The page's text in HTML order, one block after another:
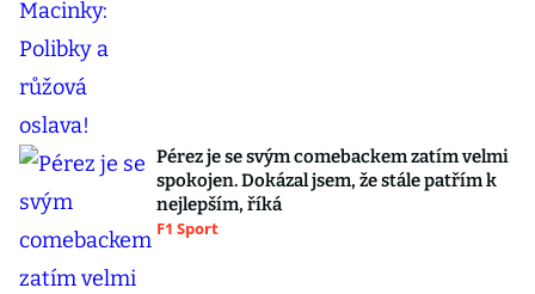
Pérez je se svým comebackem zatím velmi
spokojen. Dokázal jsem, že stále patřím k
nejlepším, říká
F1 Sport